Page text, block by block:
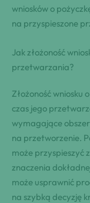
wniosków o
na przyspieszone
Jak złożoność
przetwarzania?
Złożoność wniosku
czas jego
wymagające
na przetworzenie.
może przyspieszyć
znaczenia
może usprawnić
na szybką decyzję